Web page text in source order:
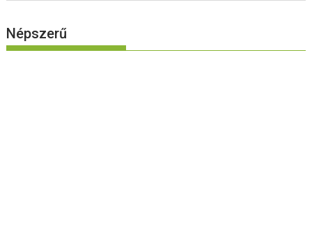
Népszerű